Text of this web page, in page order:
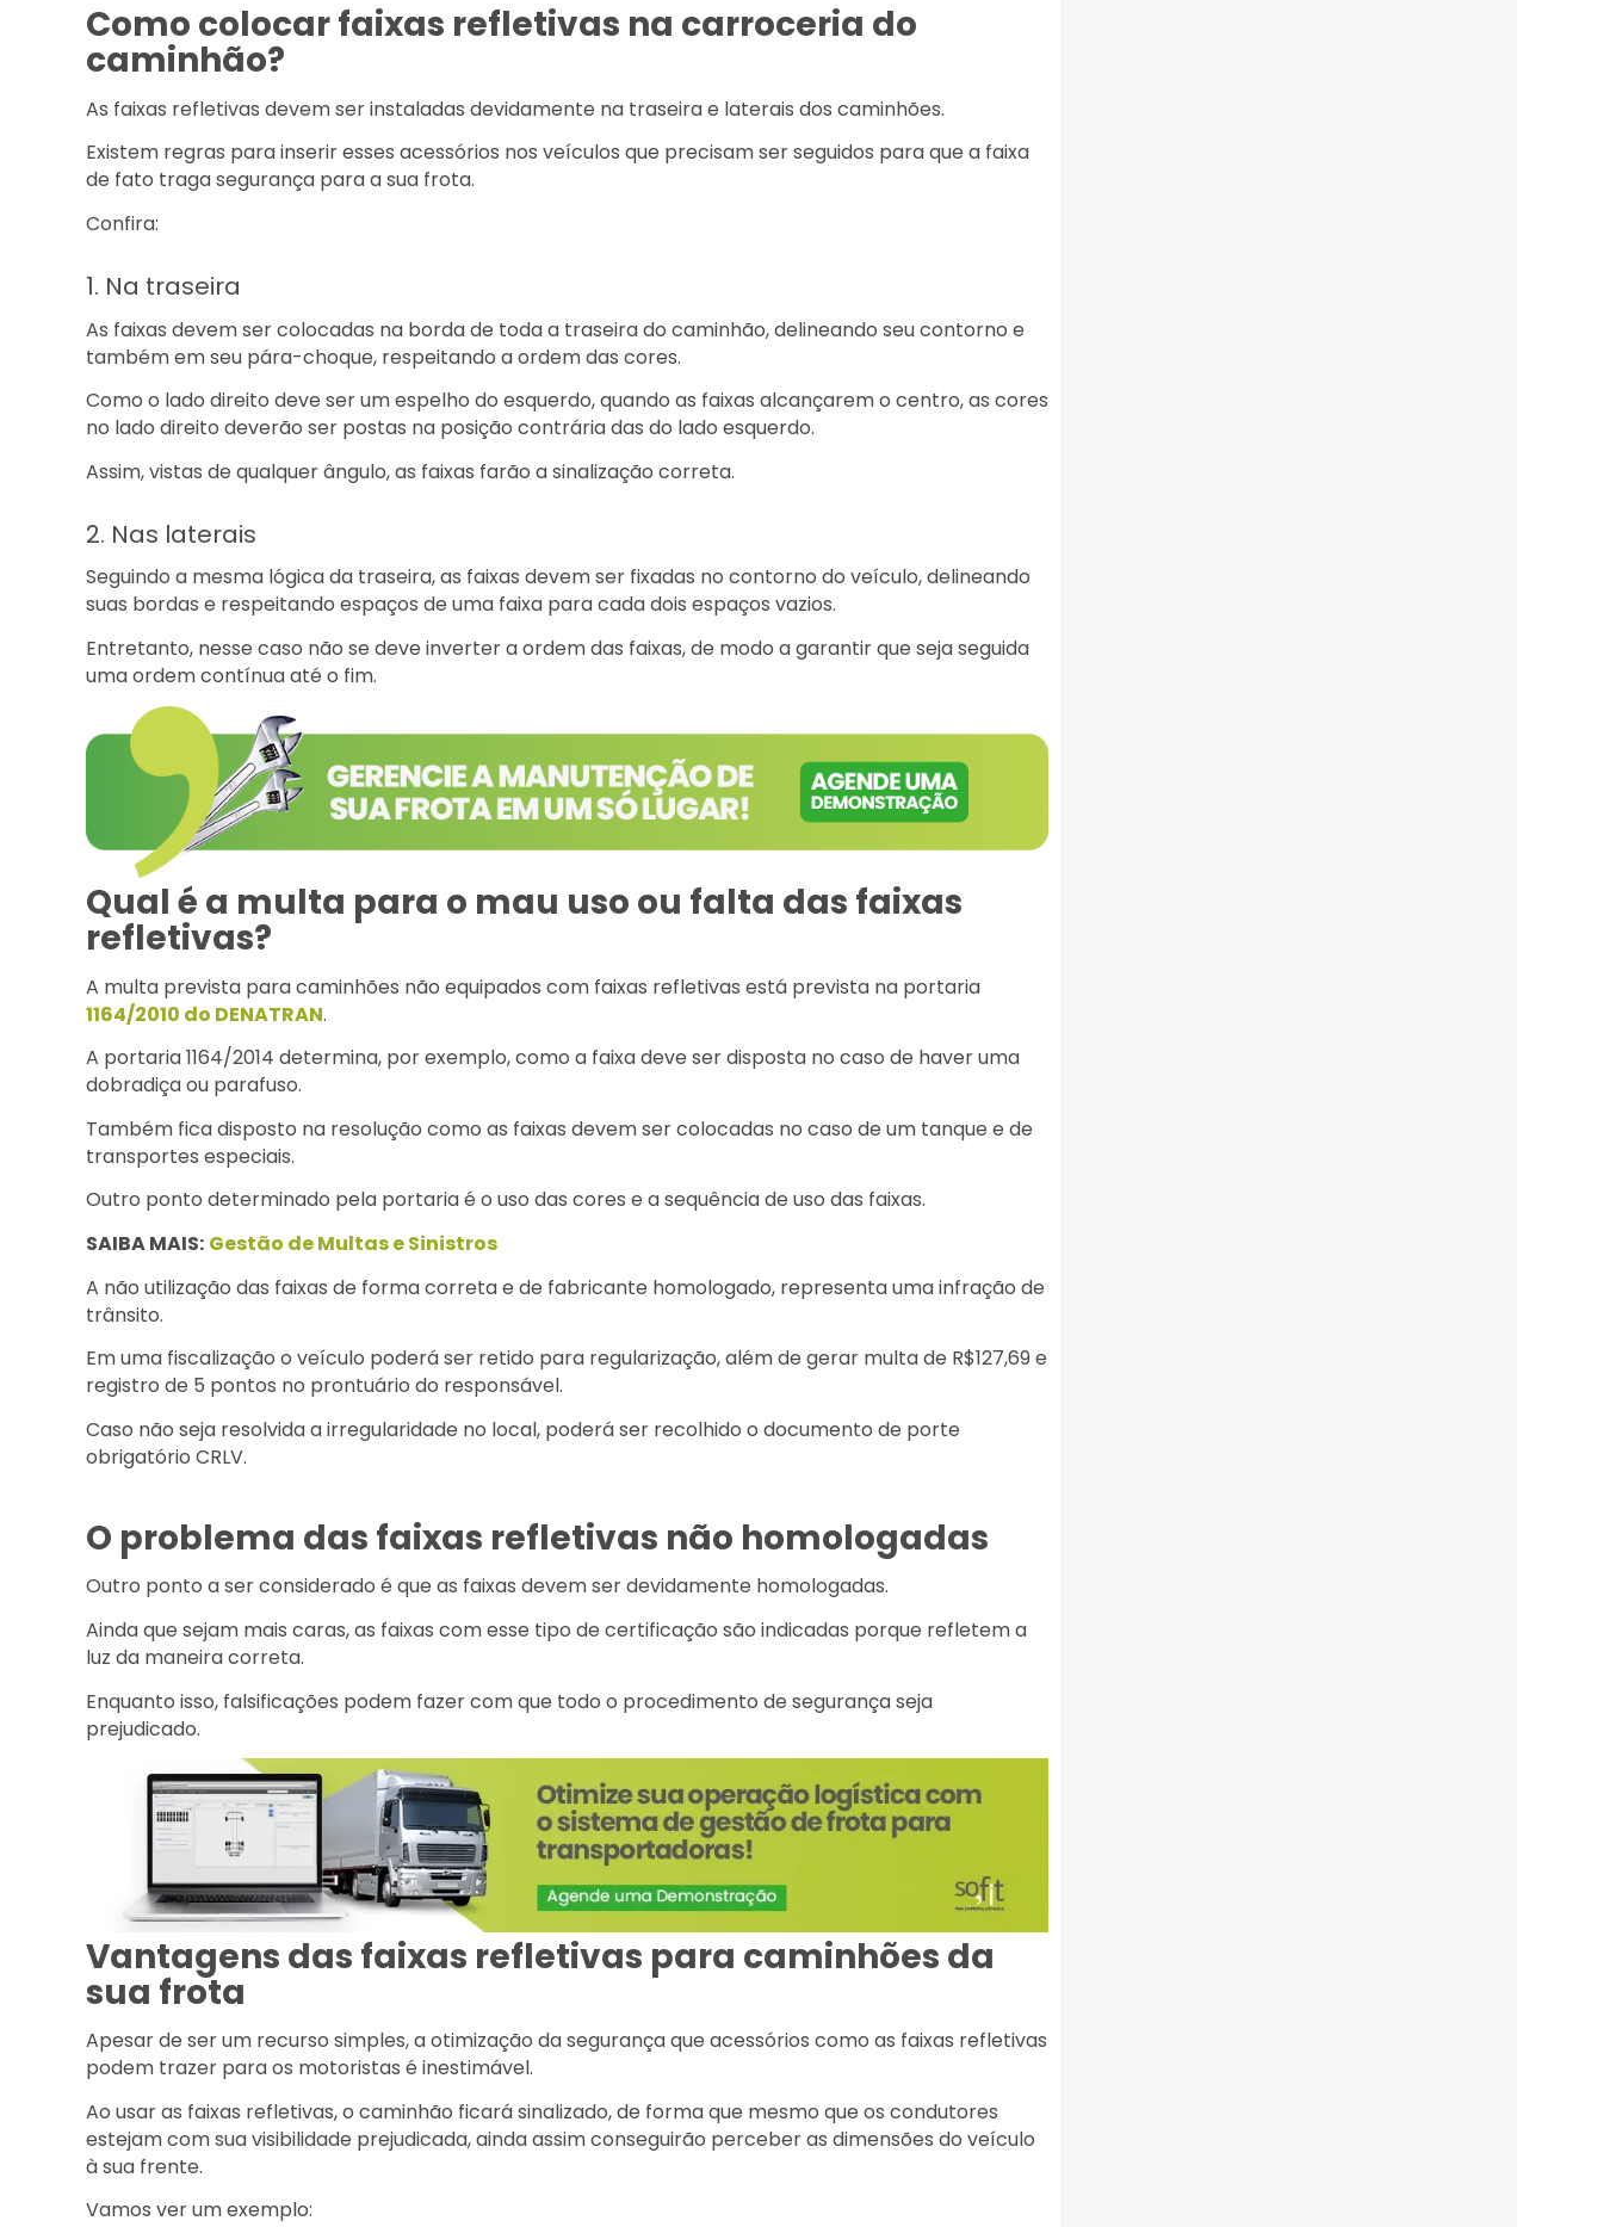
Como colocar faixas refletivas na carroceria do
caminhão?
As faixas refletivas devem ser instaladas devidamente na traseira e laterais dos caminhões.
Existem regras para inserir esses acessórios nos veículos que precisam ser seguidos para que a faixa
de fato traga segurança para a sua frota.
Confira:
1. Na traseira
As faixas devem ser colocadas na borda de toda a traseira do caminhão, delineando seu contorno e
também em seu pára-choque, respeitando a ordem das cores.
Como o lado direito deve ser um espelho do esquerdo, quando as faixas alcançarem o centro, as cores
no lado direito deverão ser postas na posição contrária das do lado esquerdo.
Assim, vistas de qualquer ângulo, as faixas farão a sinalização correta.
2. Nas laterais
Seguindo a mesma lógica da traseira, as faixas devem ser fixadas no contorno do veículo, delineando
suas bordas e respeitando espaços de uma faixa para cada dois espaços vazios.
Entretanto, nesse caso não se deve inverter a ordem das faixas, de modo a garantir que seja seguida
uma ordem contínua até o fim.
Qual é a multa para o mau uso ou falta das faixas
refletivas?
A multa prevista para caminhões não equipados com faixas refletivas está prevista na portaria
1164/2010 do DENATRAN.
A portaria 1164/2014 determina, por exemplo, como a faixa deve ser disposta no caso de haver uma
dobradiça ou parafuso.
Também fica disposto na resolução como as faixas devem ser colocadas no caso de um tanque e de
transportes especiais.
Outro ponto determinado pela portaria é o uso das cores e a sequência de uso das faixas.
SAIBA MAIS: Gestão de Multas e Sinistros
A não utilização das faixas de forma correta e de fabricante homologado, representa uma infração de
trânsito.
Em uma fiscalização o veículo poderá ser retido para regularização, além de gerar multa de R$127,69 e
registro de 5 pontos no prontuário do responsável.
Caso não seja resolvida a irregularidade no local, poderá ser recolhido o documento de porte
obrigatório CRLV.
O problema das faixas refletivas não homologadas
Outro ponto a ser considerado é que as faixas devem ser devidamente homologadas.
Ainda que sejam mais caras, as faixas com esse tipo de certificação são indicadas porque refletem a
luz da maneira correta.
Enquanto isso, falsificações podem fazer com que todo o procedimento de segurança seja
prejudicado.
Vantagens das faixas refletivas para caminhões da
sua frota
Apesar de ser um recurso simples, a otimização da segurança que acessórios como as faixas refletivas
podem trazer para os motoristas é inestimável.
Ao usar as faixas refletivas, o caminhão ficará sinalizado, de forma que mesmo que os condutores
estejam com sua visibilidade prejudicada, ainda assim conseguirão perceber as dimensões do veículo
à sua frente.
Vamos ver um exemplo: